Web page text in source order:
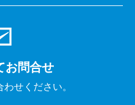
お問合せ
せください。